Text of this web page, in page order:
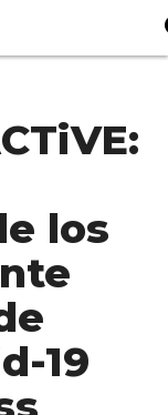
los
19